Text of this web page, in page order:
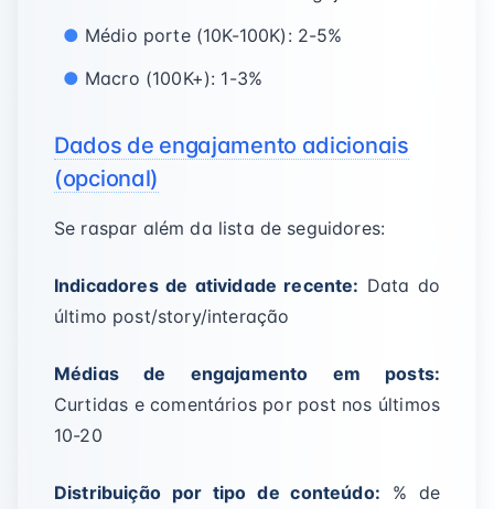
Médio porte (10K-100K): 2-5%
Macro (100K+): 1-3%
Dados de engajamento adicionais
(opcional)
Se raspar além da lista de seguidores:
Indicadores de atividade recente: Data do
último post/story/interação
Médias de engajamento em posts:
Curtidas e comentários por post nos últimos
10-20
Distribuição por tipo de conteúdo: % de